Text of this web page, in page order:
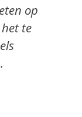
op
te